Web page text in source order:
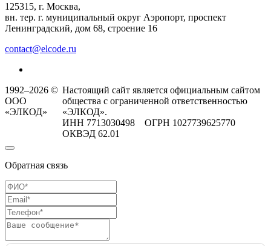
125315, г. Москва,
вн. тер. г. муниципальный округ Аэропорт, проспект
Ленинградский, дом 68, строение 16
contact@elcode.ru
1992–2026 ©
ООО
«ЭЛКОД»
Настоящий сайт является официальным сайтом
общества с ограниченной ответственностью
«ЭЛКОД».
ИНН 7713030498 ОГРН 1027739625770
ОКВЭД 62.01
Обратная связь